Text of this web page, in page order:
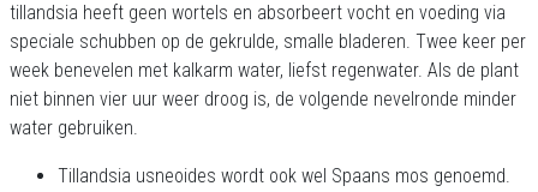
tillandsia heeft geen wortels en absorbeert vocht en voeding via
speciale schubben op de gekrulde, smalle bladeren. Twee keer per
week benevelen met kalkarm water, liefst regenwater. Als de plant
niet binnen vier uur weer droog is, de volgende nevelronde minder
water gebruiken.
Tillandsia usneoides wordt ook wel Spaans mos genoemd.